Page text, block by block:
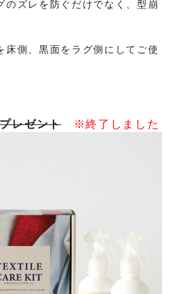
のズレを防ぐだけでなく、型崩
側、黒面をラグ側にしてご使
レゼント ※終了しました